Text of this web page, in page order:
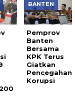
BANTEN
Pemprov
Banten
Bersama
KPK Terus
Giatkan
Pencegahan
Korupsi